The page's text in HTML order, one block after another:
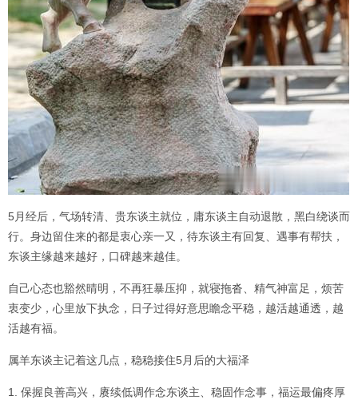
5月经后，气场转清、贵东谈主就位，庸东谈主自动退散，黑白绕谈而
行。身边留住来的都是衷心亲一又，待东谈主有回复、遇事有帮扶，
东谈主缘越来越好，口碑越来越佳。
自己心态也豁然晴明，不再狂暴压抑，就寝拖沓、精气神富足，烦苦
衷变少，心里放下执念，日子过得好意思瞻念平稳，越活越通透，越
活越有福。
属羊东谈主记着这几点，稳稳接住5月后的大福泽
1. 保握良善高兴，赓续低调作念东谈主、稳固作念事，福运最偏疼厚